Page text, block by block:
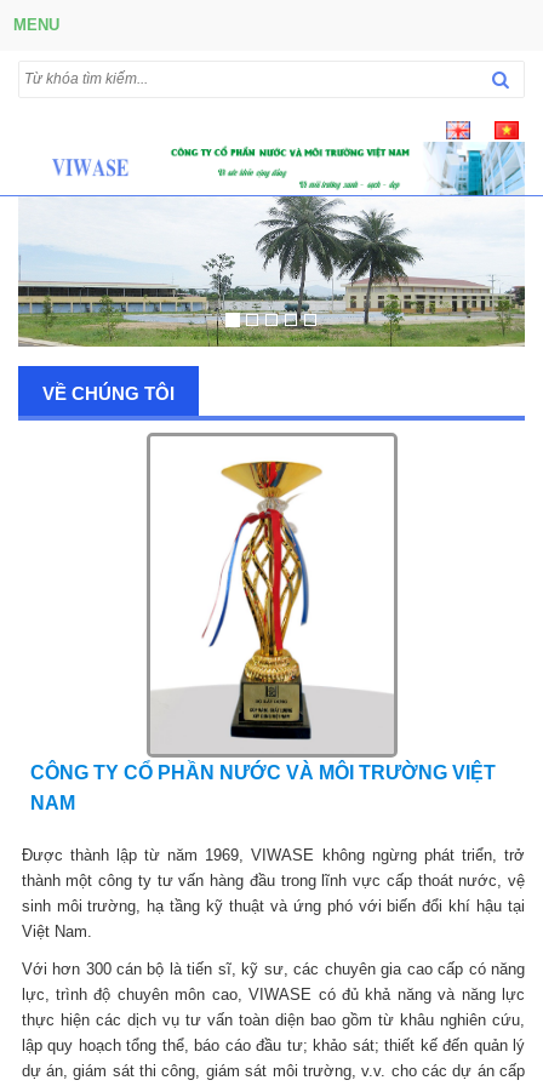
MENU
VỀ CHÚNG TÔI
CÔNG TY CỔ PHẦN NƯỚC VÀ MÔI TRƯỜNG VIỆT
NAM
Được thành lập từ năm 1969, VIWASE không ngừng phát triển, trở
thành một công ty tư vấn hàng đầu trong lĩnh vực cấp thoát nước, vệ
sinh môi trường, hạ tầng kỹ thuật và ứng phó với biến đổi khí hậu tại
Việt Nam.
Với hơn 300 cán bộ là tiến sĩ, kỹ sư, các chuyên gia cao cấp có năng
lực, trình độ chuyên môn cao, VIWASE có đủ khả năng và năng lực
thực hiện các dịch vụ tư vấn toàn diện bao gồm từ khâu nghiên cứu,
lập quy hoạch tổng thể, báo cáo đầu tư; khảo sát; thiết kế đến quản lý
dự án, giám sát thi công, giám sát môi trường, v.v. cho các dự án cấp